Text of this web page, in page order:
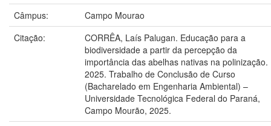
Câmpus:
Campo Mourao
Citação:
CORRÊA, Laís Palugan. Educação para a
biodiversidade a partir da percepção da
importância das abelhas nativas na polinização.
2025. Trabalho de Conclusão de Curso
(Bacharelado em Engenharia Ambiental) –
Universidade Tecnológica Federal do Paraná,
Campo Mourão, 2025.